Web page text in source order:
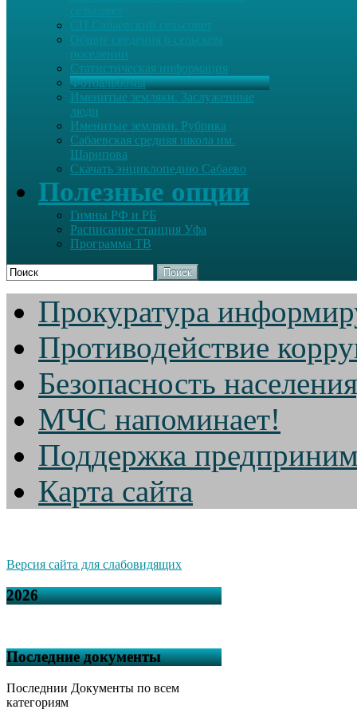
Общие сведения о сельском
поселении
Статистическая информация
Фотоальбомы
Именитые земляки. Заслуженные
люди
Именитые земляки. Рубрика
Сабаевская средняя школа им.
Шарипова
Скачать энциклопедию Сабаево
Полезные опции
Гимны РФ и РБ
Расписание станция Уфа
Программа ТВ
Поиск
Прокуратура
Противодействие
Безопасность
МЧС напоминает!
Поддержка
Карта сайта
Версия сайта для слабовидящих
2026
Последние документы
Последнии Документы по всем
категориям